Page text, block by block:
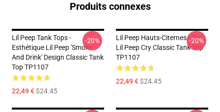
Produits connexes
Lil Peep Tank Tops -
Esthétique Lil Peep 'Smoke
And Drink' Design Classic Tank
Top TP1107
22,49 €$24.45
-20%
Lil Peep Hauts-Citernes - Oui.
Lil Peep Cry Classic Tank Top
TP1107
22,49 €$24.45
-20%